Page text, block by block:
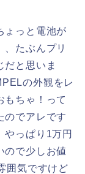
ょっと電池が
、たぶんプリ
だと思いま
の外観をレ
もちゃ！って
のでアレです
やっぱり1万円
ので少しお値
囲気ですけど